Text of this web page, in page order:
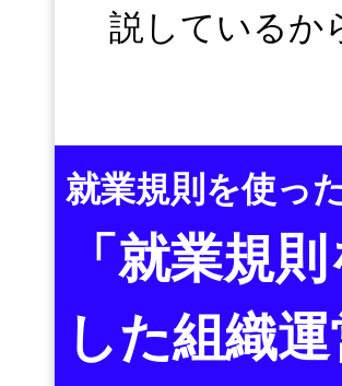
説しているか
就業規則を使っ
「就業規
した組織